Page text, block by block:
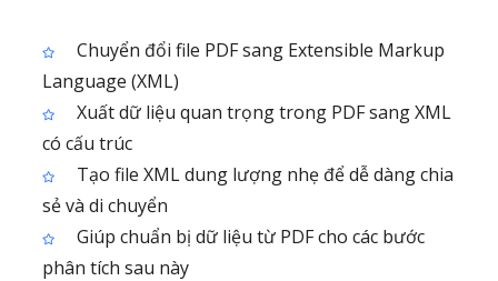
Chuyển đổi file PDF sang Extensible Markup
Language (XML)
Xuất dữ liệu quan trọng trong PDF sang XML
có cấu trúc
Tạo file XML dung lượng nhẹ để dễ dàng chia
sẻ và di chuyển
Giúp chuẩn bị dữ liệu từ PDF cho các bước
phân tích sau này